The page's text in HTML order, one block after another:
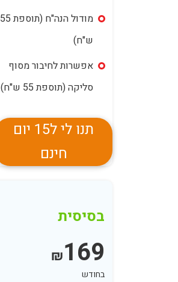
מודול הנה"ח (תוספת 55
ש"ח)
אפשרות לחיבור מסוף
סליקה (תוספת 55 ש"ח)
תנו לי ל15 יום
חינם
בסיסית
₪169
בחודש